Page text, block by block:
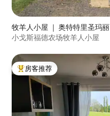
牧羊人小屋 ｜ 奥特特里圣玛丽
小戈斯福德农场牧羊人小屋
热门「房客推荐」
房客推荐